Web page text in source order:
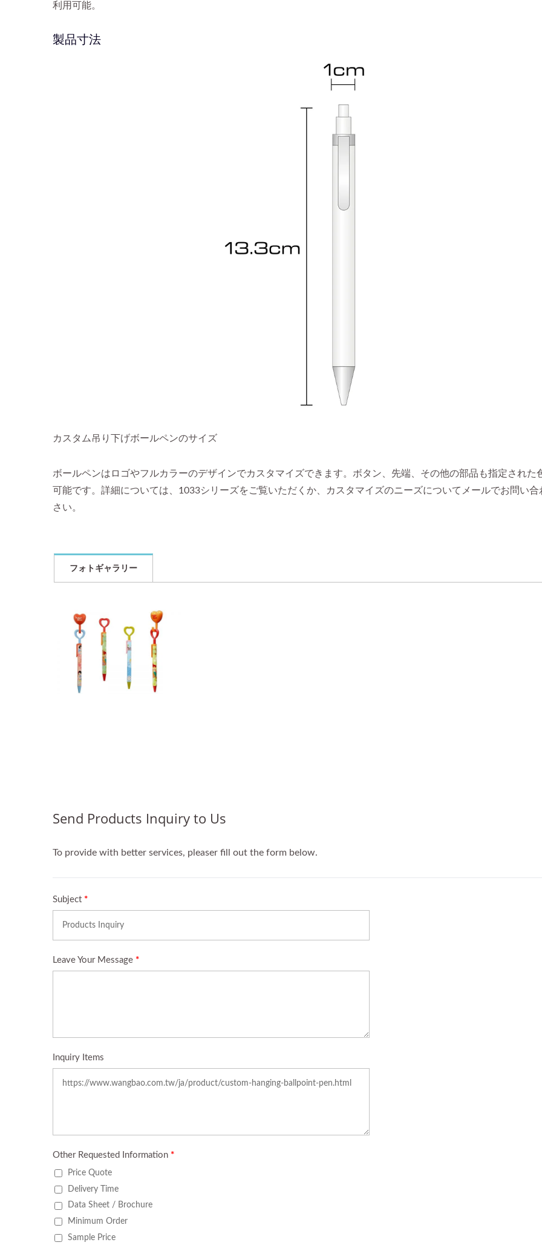
利用可能。
製品寸法
カスタム吊り下げボールペンのサイズ
ボールペンはロゴやフルカラーのデザインでカスタマイズできます。ボタン、先端、その他の部品も指定された
可能です。詳細については、1033シリーズをご覧いただくか、カスタマイズのニーズについてメールでお問い合
さい。
フォトギャラリー
カスタマイズボールペン